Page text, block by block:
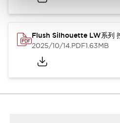
Flush Silhouette LW系列
2025/10/14.PDF1.63MB